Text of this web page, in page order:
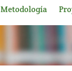
Metodología